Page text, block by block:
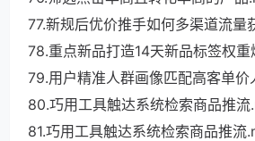
77.新规后优价推手如何多渠道流量
78.重点新品打造14天新品标签权
79.用户精准人群画像匹配高客单
80.巧用工具触达系统检索商品推
81.巧用工具触达系统检索商品推流